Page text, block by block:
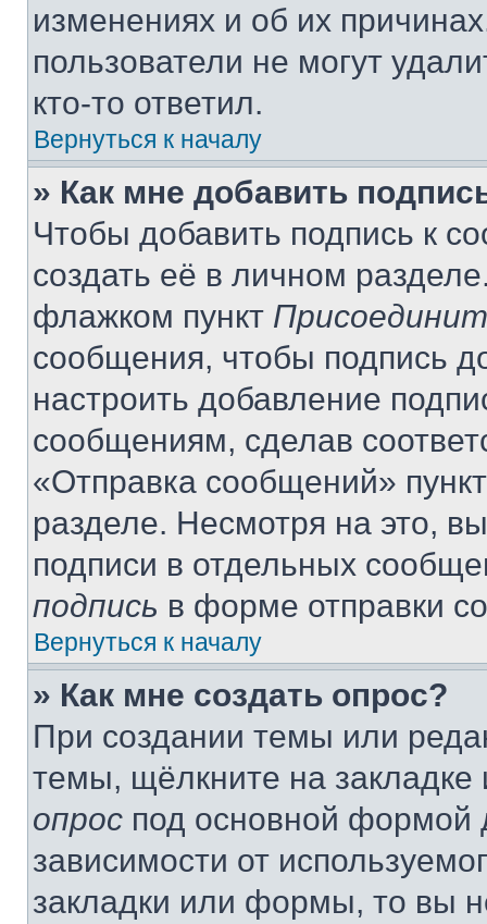
изменениях и об их
пользователи не могут
кто-то ответил.
Вернуться к началу
» Как мне добавить
Чтобы добавить подпись к
создать её в личном
флажком пункт
сообщения, чтобы подпись
настроить добавление
сообщениям, сделав
«Отправка сообщений»
разделе. Несмотря на это,
подписи в отдельных
подпись в форме отправки
Вернуться к началу
» Как мне создать опрос?
При создании темы или
темы, щёлкните на
опрос под основной формой
зависимости от
закладки или формы, то вы